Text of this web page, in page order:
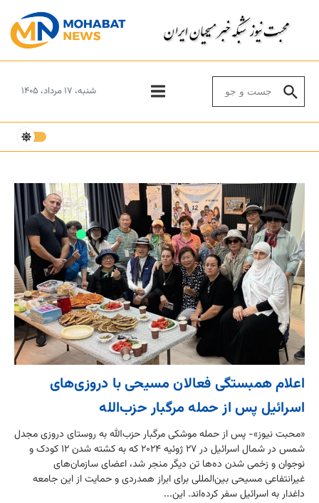
شنبه، ۱۷ مرداد، ۱۴۰۵
اعلام همبستگی فعالان مسیحی با دروزی‌های
اسرائیل پس از حمله مرگبار حزب‌الله
«محبت نیوز»- پس از حمله موشکی مرگبار حزب‌الله به روستای دروزی مجدل
شمس در شمال اسرائیل در ۲۷ ژوئیه ۲۰۲۴ که به کشته شدن ۱۲ کودک و
نوجوان و زخمی شدن ده‌ها تن دیگر منجر شد، اعضای سازمان‌های
غیرانتفاعی مسیحی بین‌المللی برای ابراز همدردی و حمایت از این جامعه
داغدار به اسرائیل سفر کرده‌اند. این...